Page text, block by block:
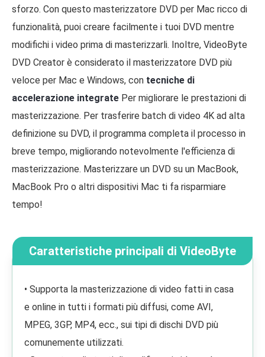
sforzo. Con questo masterizzatore DVD per Mac ricco di
funzionalità, puoi creare facilmente i tuoi DVD mentre
modifichi i video prima di masterizzarli. Inoltre, VideoByte
DVD Creator è considerato il masterizzatore DVD più
veloce per Mac e Windows, con tecniche di
accelerazione integrate Per migliorare le prestazioni di
masterizzazione. Per trasferire batch di video 4K ad alta
definizione su DVD, il programma completa il processo in
breve tempo, migliorando notevolmente l'efficienza di
masterizzazione. Masterizzare un DVD su un MacBook,
MacBook Pro o altri dispositivi Mac ti fa risparmiare
tempo!
Caratteristiche principali di VideoByte
• Supporta la masterizzazione di video fatti in casa
e online in tutti i formati più diffusi, come AVI,
MPEG, 3GP, MP4, ecc., sui tipi di dischi DVD più
comunemente utilizzati.